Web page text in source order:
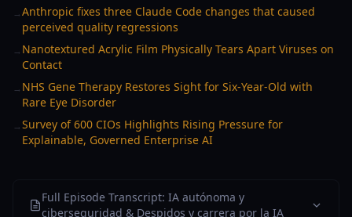
→Anthropic fixes three Claude Code changes that caused
perceived quality regressions
→ Nanotextured Acrylic Film Physically Tears Apart Viruses on
Contact
→ NHS Gene Therapy Restores Sight for Six-Year-Old with
Rare Eye Disorder
→Survey of 600 CIOs Highlights Rising Pressure for
Explainable, Governed Enterprise AI
Full Episode Transcript: IA autónoma y
ciberseguridad & Despidos y carrera por la IA